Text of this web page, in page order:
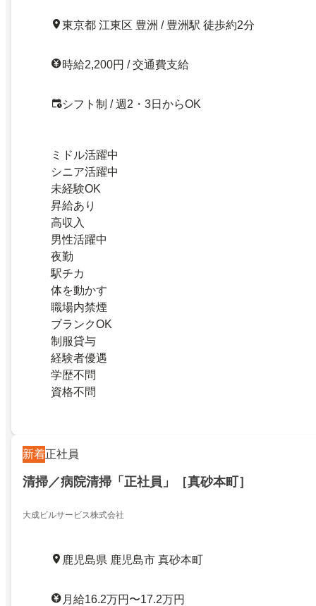
東京都 江東区 豊洲 / 豊洲駅 徒歩約2分
時給2,200円 / 交通費支給
シフト制 / 週2・3日からOK
ミドル活躍中
シニア活躍中
未経験OK
昇給あり
高収入
男性活躍中
夜勤
駅チカ
体を動かす
職場内禁煙
ブランクOK
制服貸与
経験者優遇
学歴不問
資格不問
新着正社員
清掃／病院清掃「正社員」［真砂本町］
大成ビルサービス株式会社
鹿児島県 鹿児島市 真砂本町
月給16.2万円〜17.2万円